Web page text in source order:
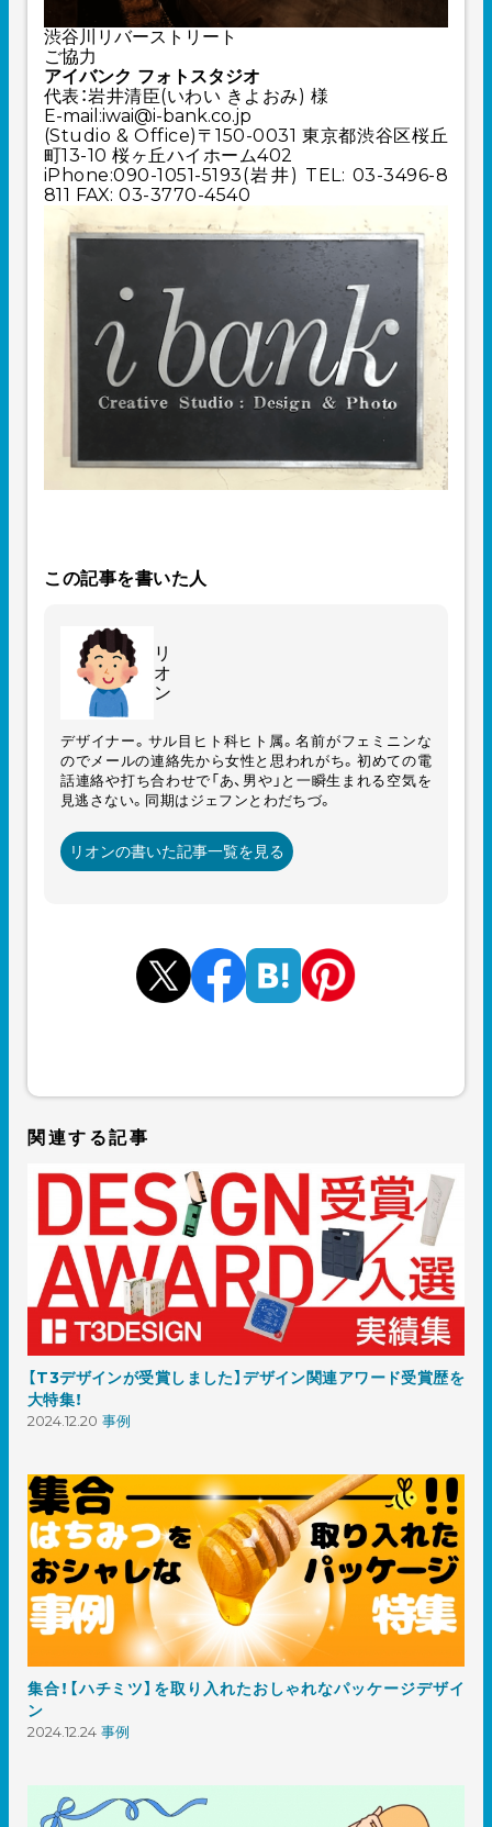
渋谷川リバーストリート
ご協力
アイバンク フォトスタジオ
代表：岩井清臣(いわい きよおみ) 様
E-mail:iwai@i-bank.co.jp
(Studio & Office)〒150-0031 東京都渋谷区桜丘
町13-10 桜ヶ丘ハイホーム402
iPhone:090-1051-5193(岩井) TEL: 03-3496-8
811 FAX: 03-3770-4540
この記事を書いた人
リ
オ
ン
デザイナー。サル目ヒト科ヒト属。名前がフェミニンな
のでメールの連絡先から女性と思われがち。初めての電
話連絡や打ち合わせで「あ、男や」と一瞬生まれる空気を
見逃さない。同期はジェフンとわだちづ。
リオンの書いた記事一覧を見る
関連する記事
【T3デザインが受賞しました】デザイン関連アワード受賞歴を
大特集！
2024.12.20 事例
集合！【ハチミツ】を取り入れたおしゃれなパッケージデザイ
ン
2024.12.24 事例